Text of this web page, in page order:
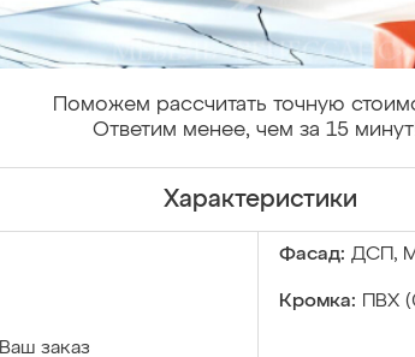
Поможем рассчитать точную
Ответим менее, чем за 15
Характеристики
Фасад: ДСП,
Кромка: ПВХ
заказ